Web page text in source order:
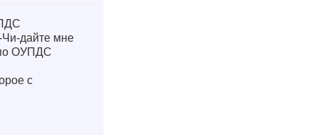
дайте мне
ОУПДС
с